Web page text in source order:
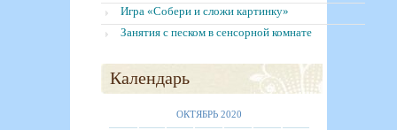
Игра «Собери и сложи картинку»
Занятия с песком в сенсорной комнате
Календарь
ОКТЯБРЬ 2020